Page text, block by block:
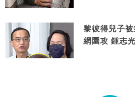
黎彼得兒子
網圍攻 鍾志